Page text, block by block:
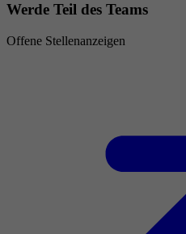
Werde Teil des Teams
Offene Stellenanzeigen